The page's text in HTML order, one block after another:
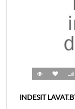
INDESIT